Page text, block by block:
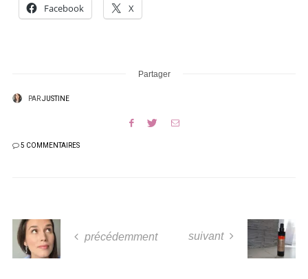
Facebook X
Partager
PARJUSTINE
5 COMMENTAIRES
précédemment suivant